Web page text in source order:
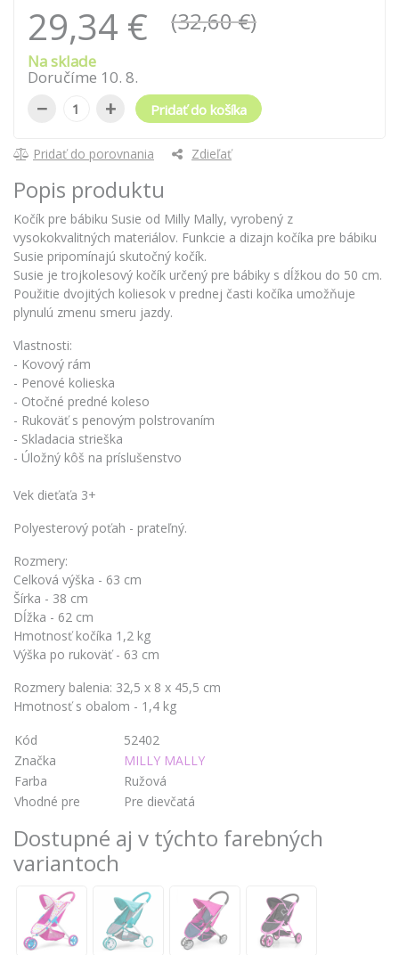
29,34 € (32,60 €)
Na sklade
Doručíme 10. 8.
− + Pridať do košíka
Pridať do porovnania Zdieľať
Popis produktu
Kočík pre bábiku Susie od Milly Mally, vyrobený z
vysokokvalitných materiálov. Funkcie a dizajn kočíka pre bábiku
Susie pripomínajú skutočný kočík.
Susie je trojkolesový kočík určený pre bábiky s dĺžkou do 50 cm.
Použitie dvojitých koliesok v prednej časti kočíka umožňuje
plynulú zmenu smeru jazdy.
Vlastnosti:
- Kovový rám
- Penové kolieska
- Otočné predné koleso
- Rukoväť s penovým polstrovaním
- Skladacia strieška
- Úložný kôš na príslušenstvo
Vek dieťaťa 3+
Polyesterový poťah - prateľný.
Rozmery:
Celková výška - 63 cm
Šírka - 38 cm
Dĺžka - 62 cm
Hmotnosť kočíka 1,2 kg
Výška po rukoväť - 63 cm
Rozmery balenia: 32,5 x 8 x 45,5 cm
Hmotnosť s obalom - 1,4 kg
Kód
52402
Značka
MILLY MALLY
Farba
Ružová
Vhodné pre
Pre dievčatá
Dostupné aj v týchto farebných
variantoch